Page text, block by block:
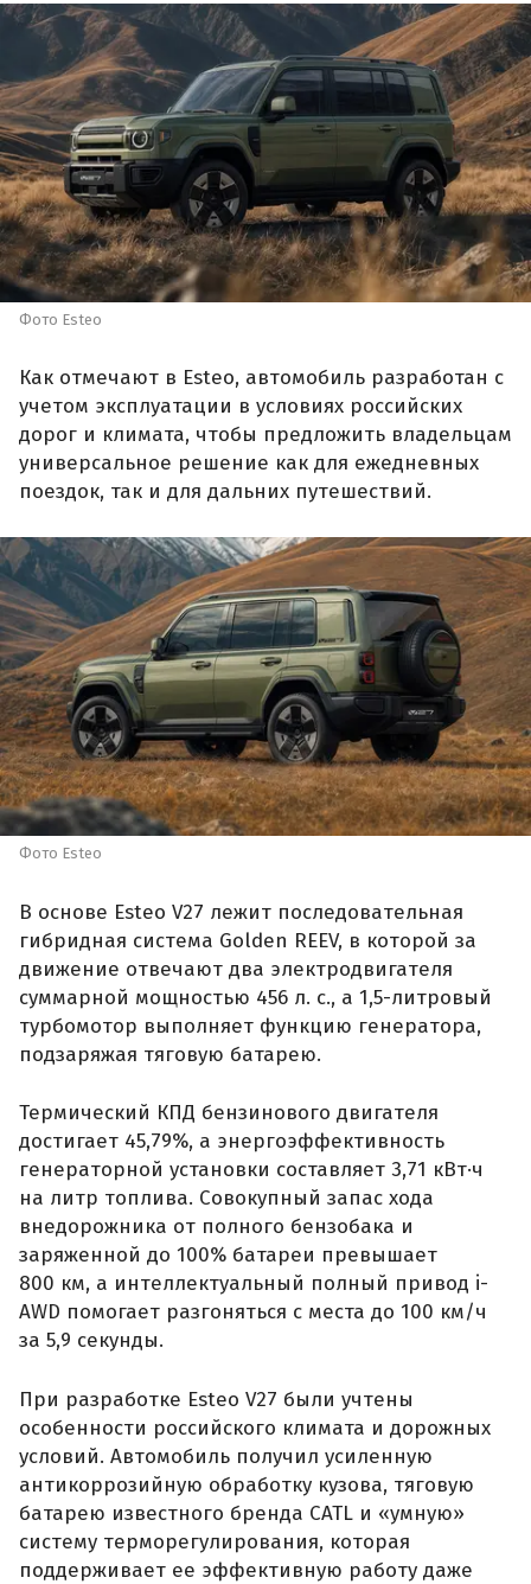
Фото Esteo
Как отмечают в Esteo, автомобиль разработан с
учетом эксплуатации в условиях российских
дорог и климата, чтобы предложить владельцам
универсальное решение как для ежедневных
поездок, так и для дальних путешествий.
Фото Esteo
В основе Esteo V27 лежит последовательная
гибридная система Golden REEV, в которой за
движение отвечают два электродвигателя
суммарной мощностью 456 л. с., а 1,5-литровый
турбомотор выполняет функцию генератора,
подзаряжая тяговую батарею.
Термический КПД бензинового двигателя
достигает 45,79%, а энергоэффективность
генераторной установки составляет 3,71 кВт·ч
на литр топлива. Совокупный запас хода
внедорожника от полного бензобака и
заряженной до 100% батареи превышает
800 км, а интеллектуальный полный привод i-
AWD помогает разгоняться с места до 100 км/ч
за 5,9 секунды.
При разработке Esteo V27 были учтены
особенности российского климата и дорожных
условий. Автомобиль получил усиленную
антикоррозийную обработку кузова, тяговую
батарею известного бренда CATL и «умную»
систему терморегулирования, которая
поддерживает ее эффективную работу даже